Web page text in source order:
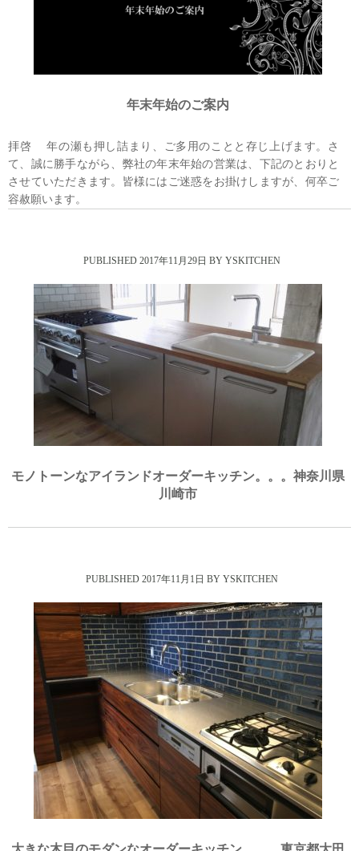
年末年始のご案内
拝啓 年の瀬も押し詰まり、ご多用のことと存じ上げます。さ
て、誠に勝手ながら、弊社の年末年始の営業は、下記のとおりと
させていただきます。皆様にはご迷惑をお掛けしますが、何卒ご
容赦願います。
2017年11月29日
モノトーンなアイランドオーダーキッチン。。。神奈川県
川崎市
2017年11月1日